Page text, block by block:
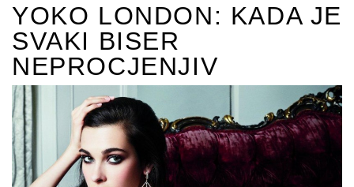
YOKO LONDON: KADA JE
SVAKI BISER
NEPROCJENJIV